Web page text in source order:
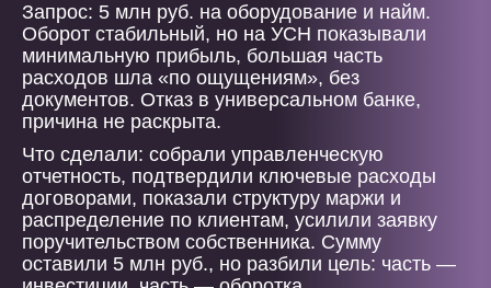
Запрос: 5 млн руб. на оборудование и найм.
Оборот стабильный, но на УСН показывали
минимальную прибыль, большая часть
расходов шла «по ощущениям», без
документов. Отказ в универсальном банке,
причина не раскрыта.
Что сделали: собрали управленческую
отчетность, подтвердили ключевые расходы
договорами, показали структуру маржи и
распределение по клиентам, усилили заявку
поручительством собственника. Сумму
оставили 5 млн руб., но разбили цель: часть —